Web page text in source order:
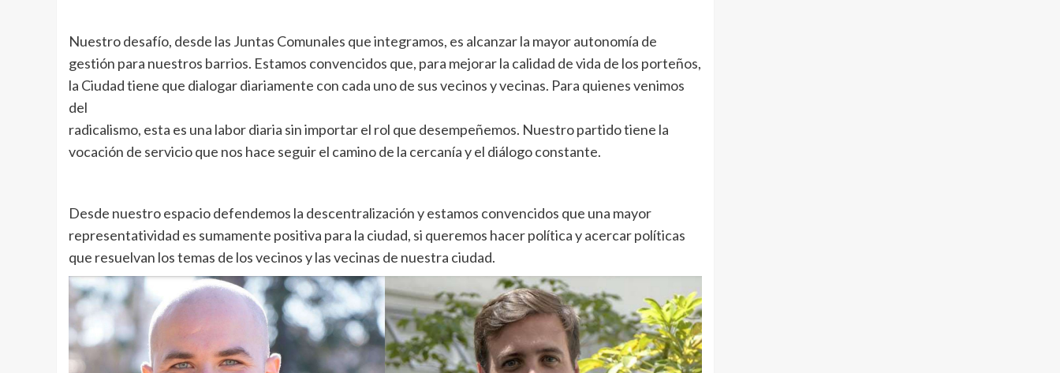
Nuestro desafío, desde las Juntas Comunales que integramos, es alcanzar la mayor autonomía de
gestión para nuestros barrios. Estamos convencidos que, para mejorar la calidad de vida de los porteños,
la Ciudad tiene que dialogar diariamente con cada uno de sus vecinos y vecinas. Para quienes venimos
del
radicalismo, esta es una labor diaria sin importar el rol que desempeñemos. Nuestro partido tiene la
vocación de servicio que nos hace seguir el camino de la cercanía y el diálogo constante.
Desde nuestro espacio defendemos la descentralización y estamos convencidos que una mayor
representatividad es sumamente positiva para la ciudad, si queremos hacer política y acercar políticas
que resuelvan los temas de los vecinos y las vecinas de nuestra ciudad.